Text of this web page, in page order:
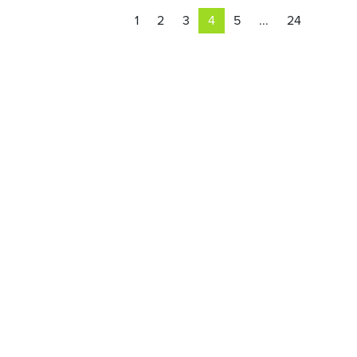
1 2 3 4 5 ... 24